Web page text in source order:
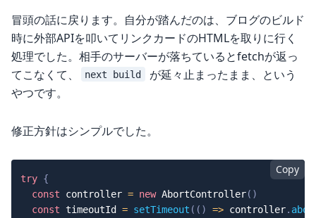
冒頭の話に戻ります。自分が踏んだのは、ブログのビルド
時に外部APIを叩いてリンクカードのHTMLを取りに行く
処理でした。相手のサーバーが落ちているとfetchが返っ
てこなくて、
next build
が延々止まったまま、という
やつです。
修正方針はシンプルでした。
Copy
try {
const controller = new AbortController( )
const timeoutId = setTimeout ( ( ) => controller.